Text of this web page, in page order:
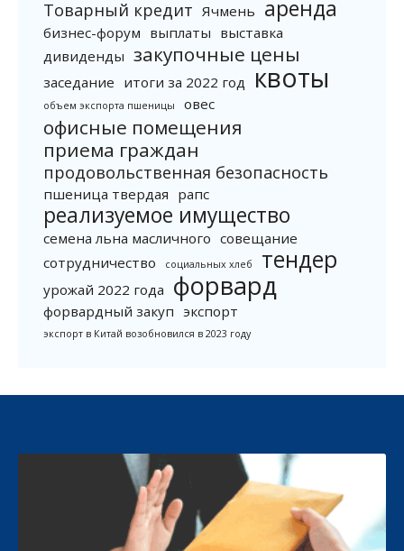
Товарный кредит Ячмень аренда
бизнес-форум выплаты выставка
дивиденды закупочные цены
заседание итоги за 2022 год квоты
объем экспорта пшеницы овес
офисные помещения
приема граждан
продовольственная безопасность
пшеница твердая рапс
реализуемое имущество
семена льна масличного совещание
сотрудничество
социальных хлеб тендер
урожай 2022 года форвард
форвардный закуп экспорт
экспорт в Китай возобновился в 2023 году